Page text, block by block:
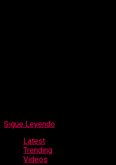
Sigue Leyendo
Latest
Trending
Videos